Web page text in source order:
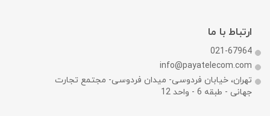
ارتباط با ما
021-67964
info@payatelecom.com
تهران، خیابان فردوسی- میدان فردوسی- مجتمع تجارت
جهانی - طبقه 6 - واحد 12